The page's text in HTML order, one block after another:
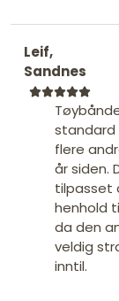
Leif,
Sandnes
standard
flere
år siden.
tilpasset
henhold
da den
veldig
inntil.